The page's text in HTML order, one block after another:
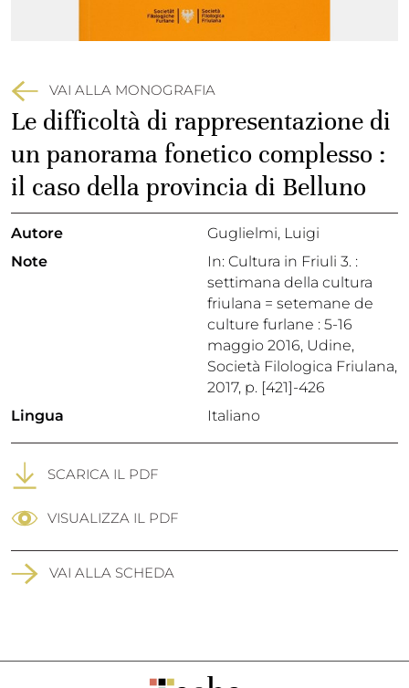
VAI ALLA MONOGRAFIA
Le difficoltà di rappresentazione di
un panorama fonetico complesso :
il caso della provincia di Belluno
Autore
Guglielmi, Luigi
Note
In: Cultura in Friuli 3. :
settimana della cultura
friulana = setemane de
culture furlane : 5-16
maggio 2016, Udine,
Società Filologica Friulana,
2017, p. [421]-426
Lingua
Italiano
SCARICA IL PDF
VISUALIZZA IL PDF
VAI ALLA SCHEDA